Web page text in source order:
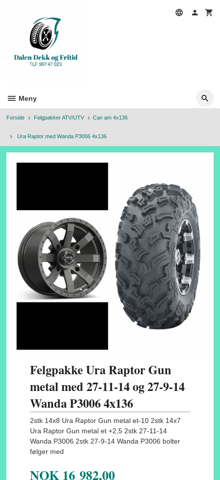
Meny
Forside Felgpakker ATV/UTV Can am 4x136
Ura Raptor med Wanda P3006 4x136
Felgpakke Ura Raptor Gun
metal med 27-11-14 og 27-9-14
Wanda P3006 4x136
2stk 14x8 Ura Raptor Gun metal et-10 2stk 14x7
Ura Raptor Gun metal et +2,5 2stk 27-11-14
Wanda P3006 2stk 27-9-14 Wanda P3006 bolter
følger med
NOK 16 982,00